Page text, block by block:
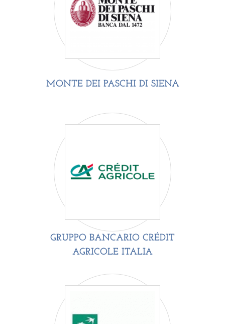
MONTE DEI PASCHI DI SIENA
GRUPPO BANCARIO CRÉDIT
AGRICOLE ITALIA